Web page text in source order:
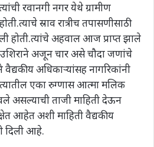
रवानगी नगर येथे ग्रामीण
स्राव रात्रीच तपासणीसाठी
होती.त्यांचे अहवाल आज प्राप्त झाले
अजून चार असे चौदा जणांचे
अधिकाऱ्यांसह नागरिकांनी
एका रुग्णास आत्मा मलिक
असल्याची ताजी माहिती देऊन
आहेत अशी माहिती वैद्यकीय
दिली आहे.